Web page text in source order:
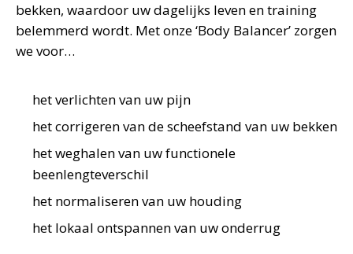
bekken, waardoor uw dagelijks leven en training
belemmerd wordt. Met onze ‘Body Balancer’ zorgen
we voor…
het verlichten van uw pijn
het corrigeren van de scheefstand van uw bekken
het weghalen van uw functionele
beenlengteverschil
het normaliseren van uw houding
het lokaal ontspannen van uw onderrug